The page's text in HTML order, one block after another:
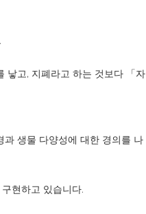
낳고, 지폐라고 하는 것보다 「자
과 생물 다양성에 대한 경의를 나
현하고 있습니다.